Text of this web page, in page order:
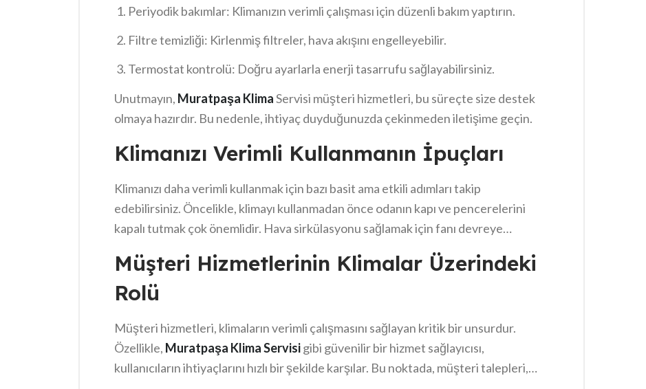
Periyodik bakımlar: Klimanızın verimli çalışması için düzenli bakım yaptırın.
Filtre temizliği: Kirlenmiş filtreler, hava akışını engelleyebilir.
Termostat kontrolü: Doğru ayarlarla enerji tasarrufu sağlayabilirsiniz.
Unutmayın, Muratpaşa KlimaServisi müşteri hizmetleri, bu süreçte size destek
olmaya hazırdır. Bu nedenle, ihtiyaç duyduğunuzda çekinmeden iletişime geçin.
Klimanızı Verimli Kullanmanın İpuçları
Klimanızı daha verimli kullanmak için bazı basit ama etkili adımları takip
edebilirsiniz. Öncelikle, klimayı kullanmadan önce odanın kapı ve pencerelerini
kapalı tutmak çok önemlidir. Hava sirkülasyonu sağlamak için fanı devreye
bakımı yaptırmak gereklidir. Günün en sıcak saatlerinde dışarıda kalmak, enerji
tüketimini artırabilir. Son olarak,
Müşteri Hizmetlerinin Klimalar Üzerindeki
Rolü
Müşteri hizmetleri, klimaların verimli çalışmasını sağlayan kritik bir unsurdur.
Özellikle, Muratpaşa Klima Servisigibi güvenilir bir hizmet sağlayıcısı,
kullanıcıların ihtiyaçlarını hızlı bir şekilde karşılar. Bu noktada, müşteri talepleri,